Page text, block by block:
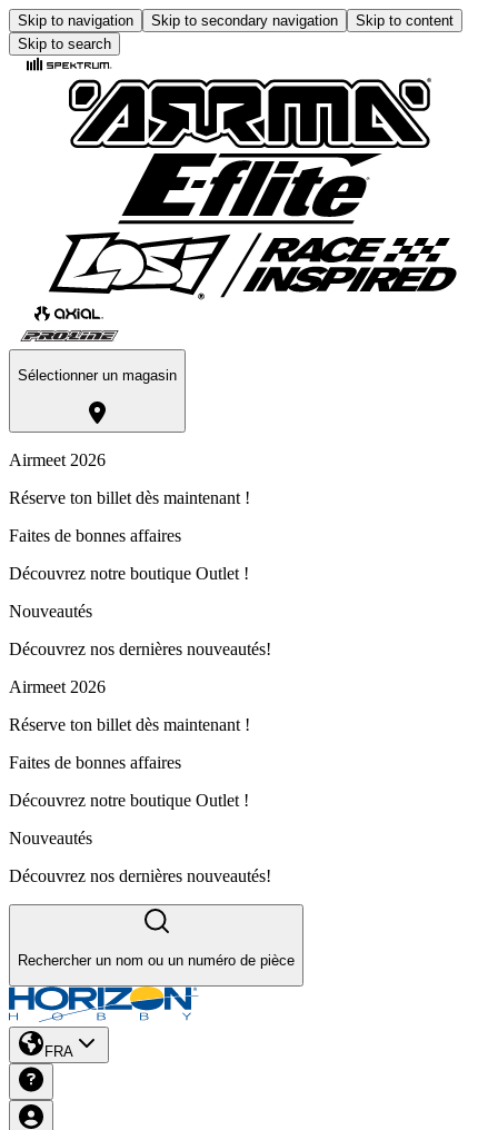
Skip to navigation Skip to secondary navigation
Skip to content
Skip to search
Sélectionner un magasin
Airmeet 2026
Réserve ton billet dès maintenant !
Faites de bonnes affaires
Découvrez notre boutique Outlet !
Nouveautés
Découvrez nos dernières nouveautés!
Airmeet 2026
Réserve ton billet dès maintenant !
Faites de bonnes affaires
Découvrez notre boutique Outlet !
Nouveautés
Découvrez nos dernières nouveautés!
Rechercher un nom ou un numéro de pièce
FRA